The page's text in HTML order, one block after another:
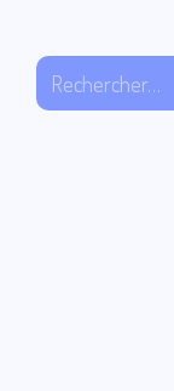
Rechercher…